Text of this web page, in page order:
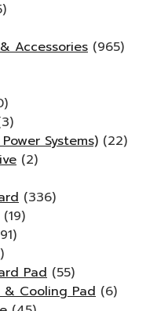
Accessories (965)
Systems) (22)
(2)
(336)
(19)
Pad (55)
Cooling Pad (6)